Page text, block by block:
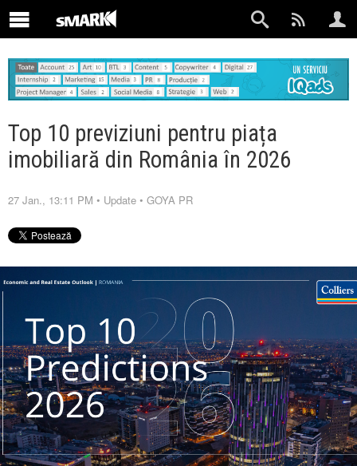
Top 10 previziuni pentru piața
imobiliară din România în 2026
27 Jan., 13:11 PM • Update • GOYA PR